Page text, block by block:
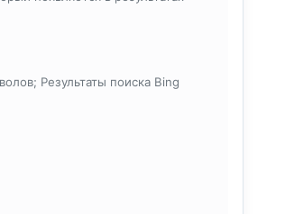
Результаты поиска Bing